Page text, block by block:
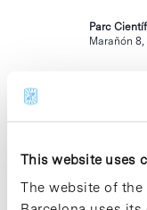
This website uses
The website of
Parc
Marañón